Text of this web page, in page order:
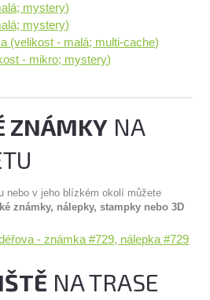
mystery)
mystery)
(velikost - malá; multi-cache)
- mikro; mystery)
ZNÁMKY NA
nebo v jeho blízkém okolí můžete
známky, nálepky, stampky nebo 3D
- známka #729, nálepka #729
NA TRASE